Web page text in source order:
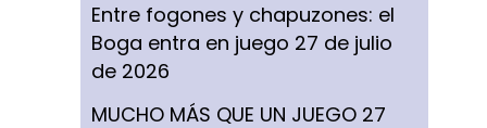
Entre fogones y chapuzones: el
Boga entra en juego 27 de julio
de 2026
MUCHO MÁS QUE UN JUEGO 27